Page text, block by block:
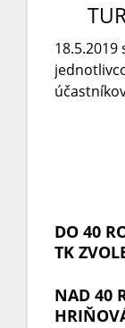
DO 40
TK
NAD 40